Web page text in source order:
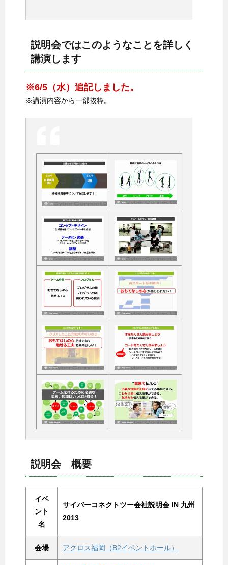
説明会ではこのようなことを詳しく
講演します
※6/5（水）追記しました。
※講演内容から一部抜粋。
説明会 概要
イベ
ント
名
サイバーコネクトツー会社説明会 IN 九州
2013
会場 アクロス福岡（B2イベントホール）